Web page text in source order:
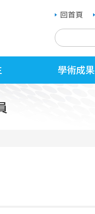
回首頁
學術成果